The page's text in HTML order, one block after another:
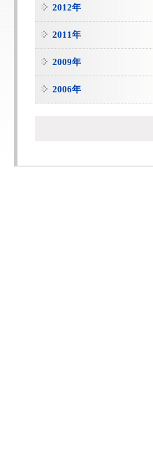
2012年
2011年
2009年
2006年